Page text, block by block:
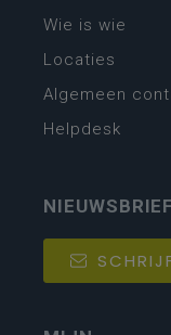
Wie is wie
Locaties
Algemeen
Helpdesk
NIEUWSBRIEF